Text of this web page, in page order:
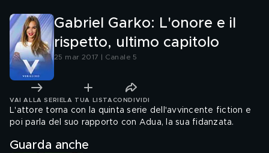
Gabriel Garko: L'onore e il
rispetto, ultimo capitolo
25 mar 2017 | Canale 5
VAI ALLA SERIE LA TUA LISTA CONDIVIDI
L'attore torna con la quinta serie dell'avvincente fiction e
poi parla del suo rapporto con Adua, la sua fidanzata.
Guarda anche